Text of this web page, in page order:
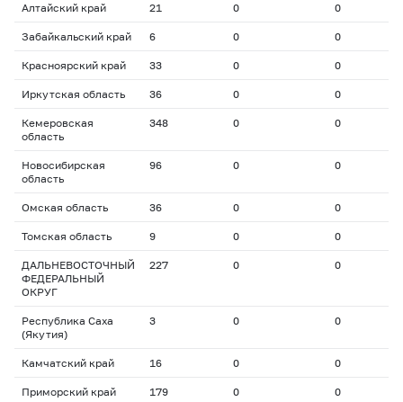
Алтайский край 21 0 0
Забайкальский край 6 0 0
Красноярский край 33 0 0
Иркутская область 36 0 0
Кемеровская
область
348 0 0
Новосибирская
область
96 0 0
Омская область 36 0 0
Томская область 9 0 0
ДАЛЬНЕВОСТОЧНЫЙ
ФЕДЕРАЛЬНЫЙ
ОКРУГ
227 0 0
Республика Саха
(Якутия)
3 0 0
Камчатский край 16 0 0
Приморский край 179 0 0